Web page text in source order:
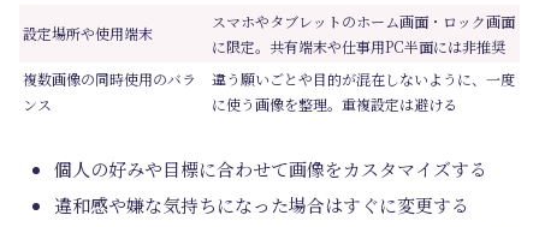
設定場所や使用端末
スマホやタブレットのホーム画面・ロック画面
に限定。共有端末や仕事用PC半面には非推奨
複数画像の同時使用のバラ
ンス
違う願いごとや目的が混在しないように、一度
に使う画像を整理。重複設定は避ける
個人の好みや目標に合わせて画像をカスタマイズする
違和感や嫌な気持ちになった場合はすぐに変更する